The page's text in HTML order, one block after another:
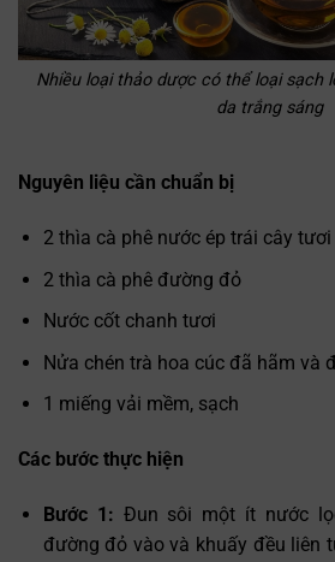
Nhiều loại thảo dược có thể loại sạch
da trắng sáng
Nguyên liệu cần chuẩn bị
2 thìa cà phê nước ép trái cây tươi
2 thìa cà phê đường đỏ
Nước cốt chanh tươi
Nửa chén trà hoa cúc đã hãm và
1 miếng vải mềm, sạch
Các bước thực hiện
Bước 1: Đun sôi một ít nước
đường đỏ vào và khuấy đều liên